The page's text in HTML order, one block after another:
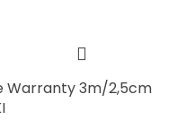
Warranty 3m/2,5cm